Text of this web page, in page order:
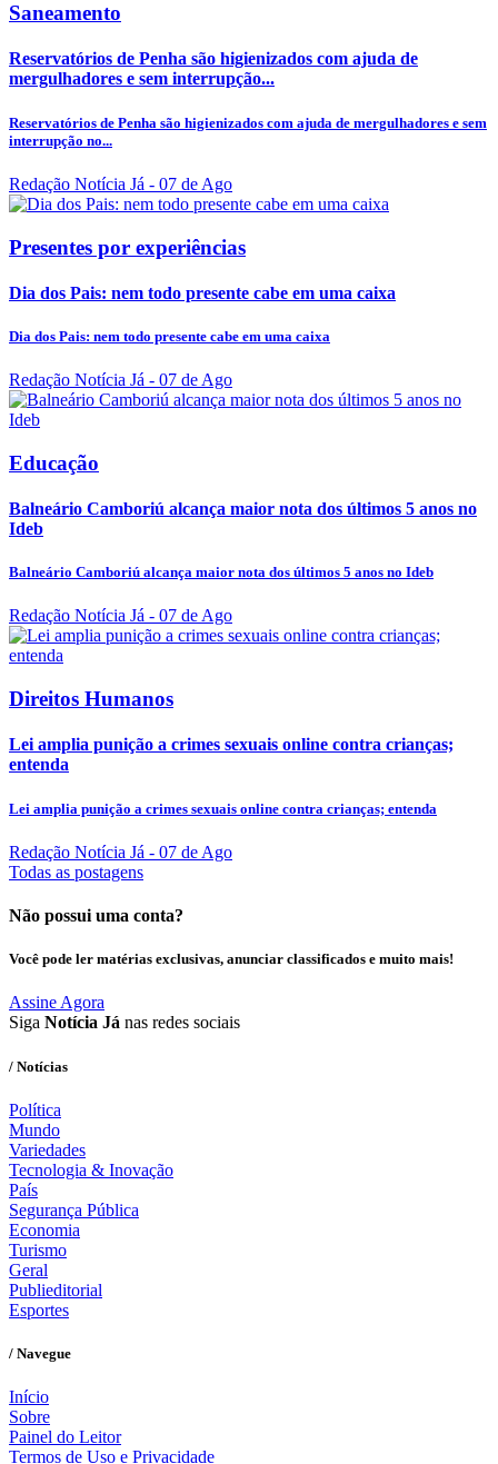
Saneamento
Reservatórios de Penha são higienizados com ajuda de
mergulhadores e sem interrupção...
Reservatórios de Penha são higienizados com ajuda de mergulhadores e sem
interrupção no...
Redação Notícia Já - 07 de Ago
Presentes por experiências
Dia dos Pais: nem todo presente cabe em uma caixa
Dia dos Pais: nem todo presente cabe em uma caixa
Redação Notícia Já - 07 de Ago
Educação
Balneário Camboriú alcança maior nota dos últimos 5 anos no
Ideb
Balneário Camboriú alcança maior nota dos últimos 5 anos no Ideb
Redação Notícia Já - 07 de Ago
Direitos Humanos
Lei amplia punição a crimes sexuais online contra crianças;
entenda
Lei amplia punição a crimes sexuais online contra crianças; entenda
Redação Notícia Já - 07 de Ago
Todas as postagens
Não possui uma conta?
Você pode ler matérias exclusivas, anunciar classificados e muito mais!
Assine Agora
Siga Notícia Já nas redes sociais
/ Notícias
Política
Mundo
Variedades
Tecnologia & Inovação
País
Segurança Pública
Economia
Turismo
Geral
Publieditorial
Esportes
/ Navegue
Início
Sobre
Painel do Leitor
Termos de Uso e Privacidade